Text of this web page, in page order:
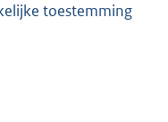
toestemming